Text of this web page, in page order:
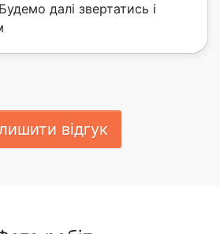
далі звертатись і
відгук